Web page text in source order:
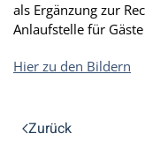
als Ergänzung zur
Anlaufstelle für
Hier zu den Bildern
Zurück